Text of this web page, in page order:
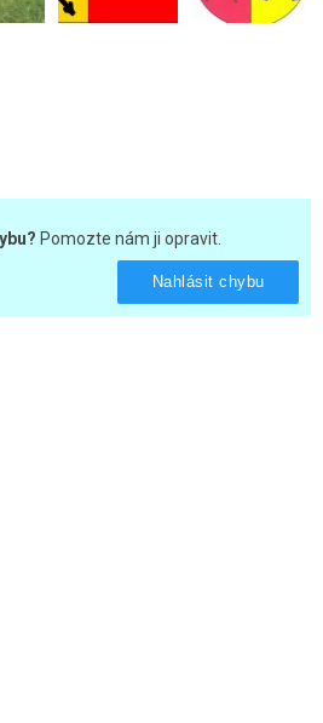
Pomozte nám ji opravit.
Nahlásit chybu